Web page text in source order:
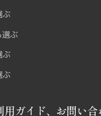
ぶ
ぶ
ぶ
ぶ
用ガイド、お問い合